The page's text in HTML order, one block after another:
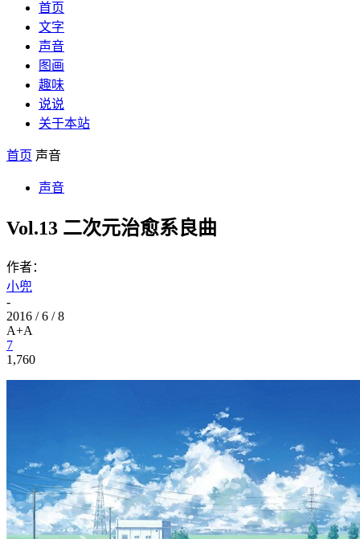
首页
文字
声音
图画
趣味
说说
关于本站
首页 声音
声音
Vol.13 二次元治愈系良曲
作者：
小兜
-
2016 / 6 / 8
A+A
7
1,760